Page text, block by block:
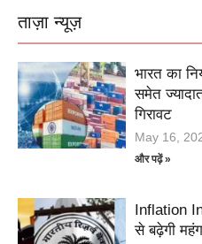
ताज़ा न्यूज़
भारत का
समेत
गिरावट
May 16,
और पढ़ें »
Inflation
से बढ़ेगी